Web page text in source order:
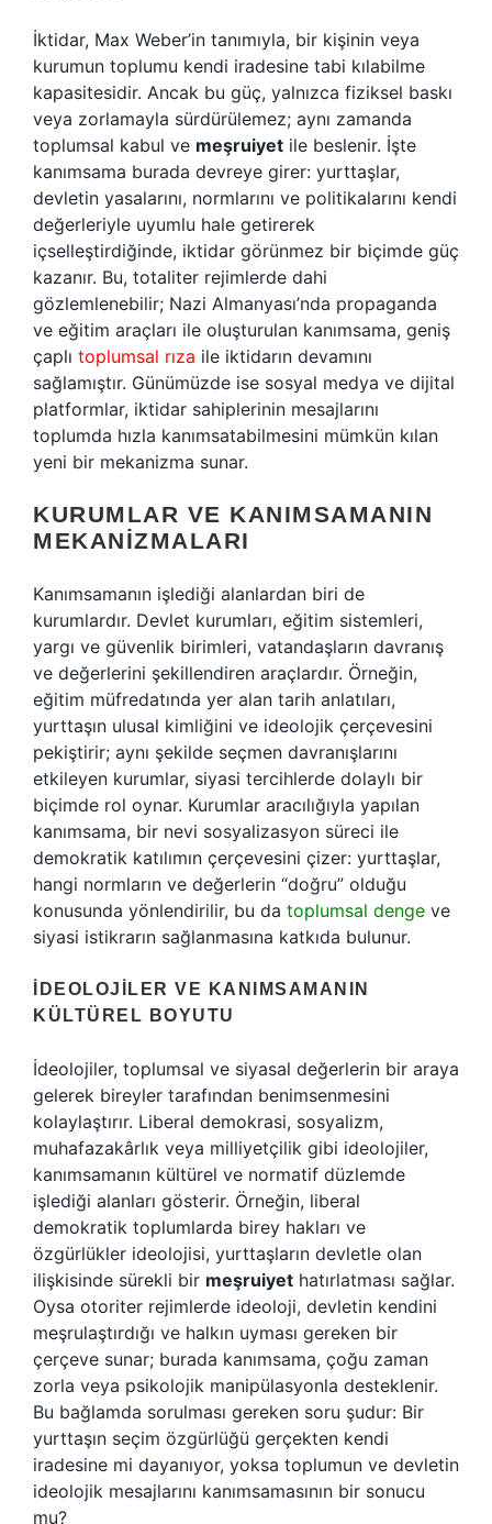
İktidar, Max Weber’in tanımıyla, bir kişinin veya
kurumun toplumu kendi iradesine tabi kılabilme
kapasitesidir. Ancak bu güç, yalnızca fiziksel baskı
veya zorlamayla sürdürülemez; aynı zamanda
toplumsal kabul ve meşruiyet ile beslenir. İşte
kanımsama burada devreye girer: yurttaşlar,
devletin yasalarını, normlarını ve politikalarını kendi
değerleriyle uyumlu hale getirerek
içselleştirdiğinde, iktidar görünmez bir biçimde güç
kazanır. Bu, totaliter rejimlerde dahi
gözlemlenebilir; Nazi Almanyası’nda propaganda
ve eğitim araçları ile oluşturulan kanımsama, geniş
çaplı toplumsal rıza ile iktidarın devamını
sağlamıştır. Günümüzde ise sosyal medya ve dijital
platformlar, iktidar sahiplerinin mesajlarını
toplumda hızla kanımsatabilmesini mümkün kılan
yeni bir mekanizma sunar.
KURUMLAR VE KANIMSAMANIN
MEKANIZMALARI
Kanımsamanın işlediği alanlardan biri de
kurumlardır. Devlet kurumları, eğitim sistemleri,
yargı ve güvenlik birimleri, vatandaşların davranış
ve değerlerini şekillendiren araçlardır. Örneğin,
eğitim müfredatında yer alan tarih anlatıları,
yurttaşın ulusal kimliğini ve ideolojik çerçevesini
pekiştirir; aynı şekilde seçmen davranışlarını
etkileyen kurumlar, siyasi tercihlerde dolaylı bir
biçimde rol oynar. Kurumlar aracılığıyla yapılan
kanımsama, bir nevi sosyalizasyon süreci ile
demokratik katılımın çerçevesini çizer: yurttaşlar,
hangi normların ve değerlerin “doğru” olduğu
konusunda yönlendirilir, bu da toplumsal denge ve
siyasi istikrarın sağlanmasına katkıda bulunur.
İDEOLOJILER VE KANIMSAMANIN
KÜLTÜREL BOYUTU
İdeolojiler, toplumsal ve siyasal değerlerin bir araya
gelerek bireyler tarafından benimsenmesini
kolaylaştırır. Liberal demokrasi, sosyalizm,
muhafazakârlık veya milliyetçilik gibi ideolojiler,
kanımsamanın kültürel ve normatif düzlemde
işlediği alanları gösterir. Örneğin, liberal
demokratik toplumlarda birey hakları ve
özgürlükler ideolojisi, yurttaşların devletle olan
ilişkisinde sürekli bir meşruiyet hatırlatması sağlar.
Oysa otoriter rejimlerde ideoloji, devletin kendini
meşrulaştırdığı ve halkın uyması gereken bir
çerçeve sunar; burada kanımsama, çoğu zaman
zorla veya psikolojik manipülasyonla desteklenir.
Bu bağlamda sorulması gereken soru şudur: Bir
yurttaşın seçim özgürlüğü gerçekten kendi
iradesine mi dayanıyor, yoksa toplumun ve devletin
ideolojik mesajlarını kanımsamasının bir sonucu
mu?